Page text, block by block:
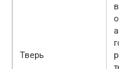
Тверь